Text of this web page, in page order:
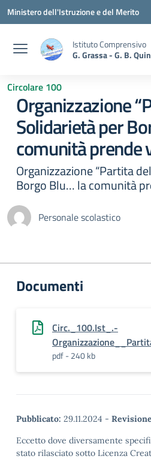
Vai ai contenuti
Vai al menu di navigazione
Vai al footer
Ministero dell'Istruzione e del Merito
Istituto Comprensivo
G. Grassa - G. B.
Circolare 100
Organizzazione
Solidarietà per
comunità prende
Organizzazione “Partita
Borgo Blu… la comunità
Personale scolastico
Documenti
Circ._100.Ist_.-
pdf - 240 kb
Pubblicato: 29.11.2024 -
Eccetto dove diversamente
stato rilasciato sotto Licenza